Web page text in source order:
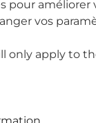
pour
vos
only apply to